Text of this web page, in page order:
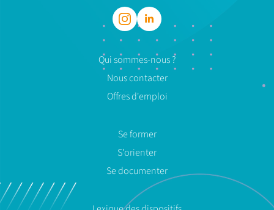
Qui sommes-nous ?
Nous contacter
Offres d'emploi
Se former
S'orienter
Se documenter